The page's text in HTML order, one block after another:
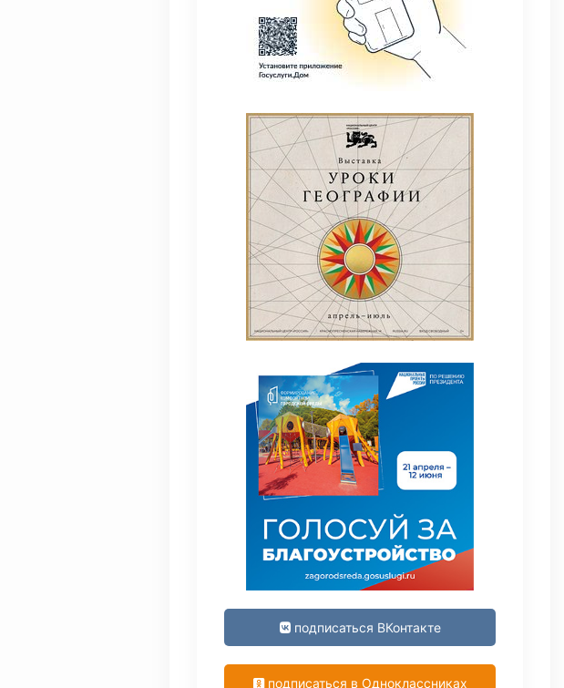
подписаться ВКонтакте
подписаться в Одноклассниках